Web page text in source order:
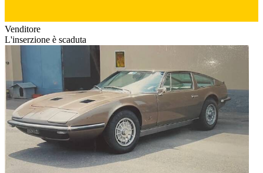
Venditore
L'inserzione è scaduta